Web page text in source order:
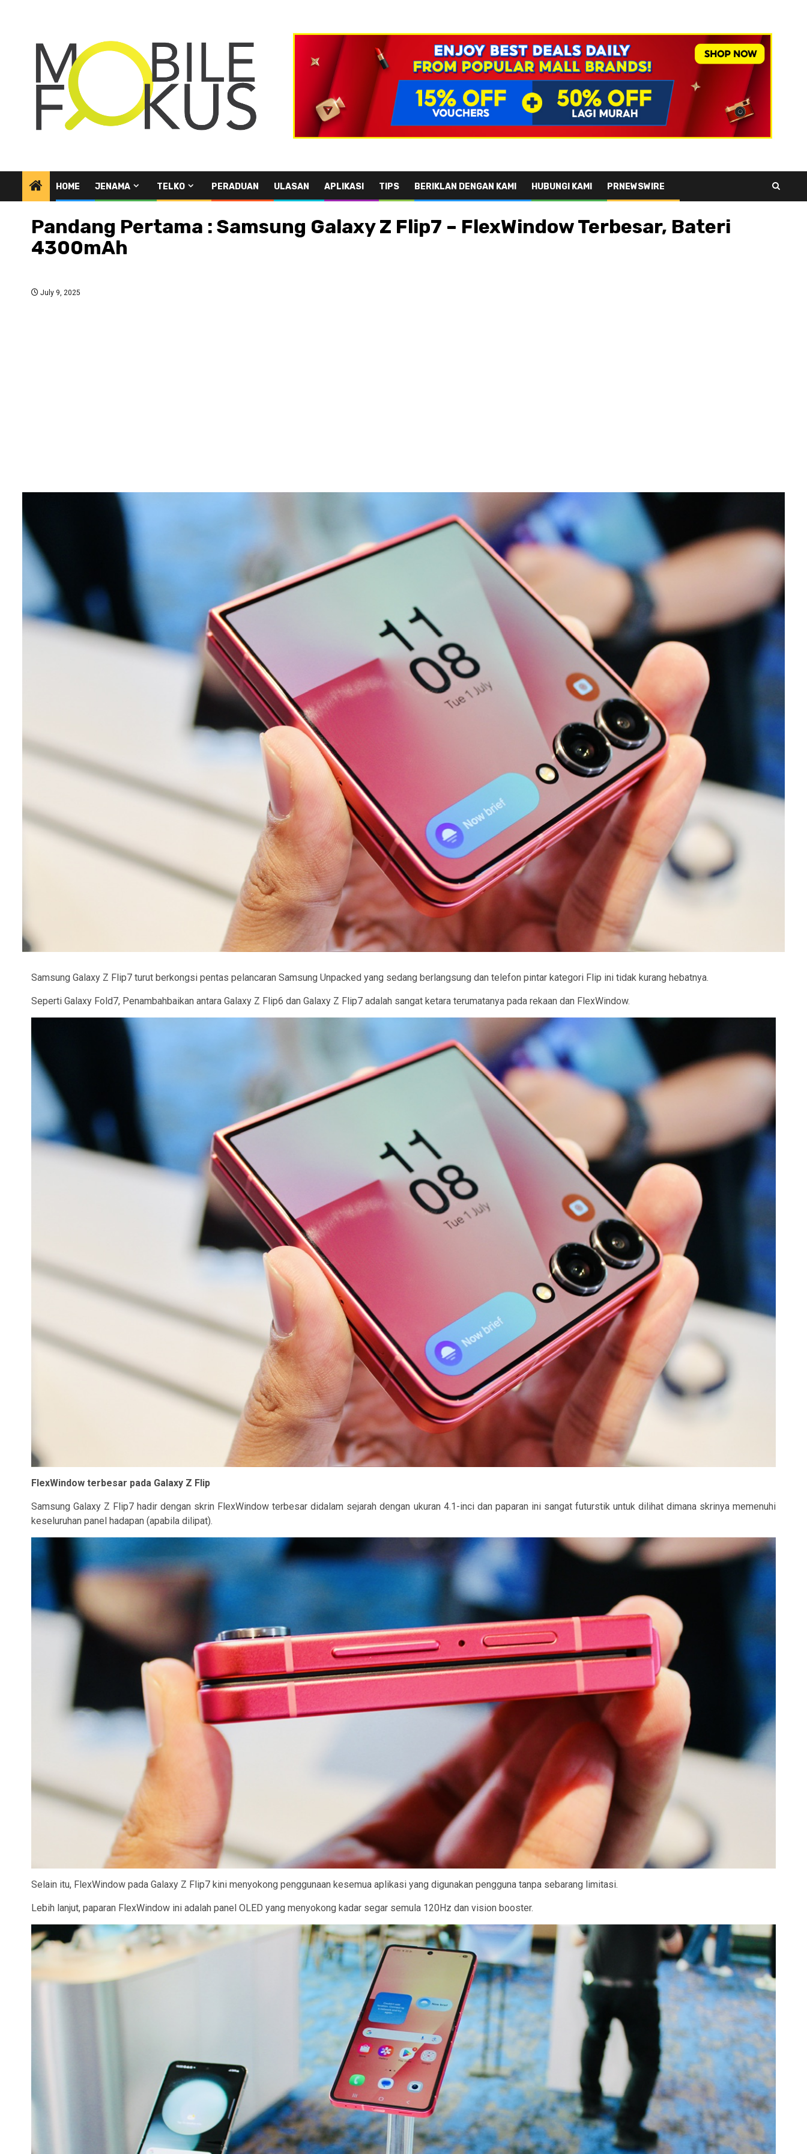
HOME JENAMA TELKO PERADUAN ULASAN APLIKASI TIPS BERIKLAN DENGAN KAMI HUBUNGI KAMI PRNEWSWIRE
Pandang Pertama : Samsung Galaxy Z Flip7 – FlexWindow Terbesar, Bateri
4300mAh
July 9, 2025
Samsung Galaxy Z Flip7 turut berkongsi pentas pelancaran Samsung Unpacked yang sedang berlangsung dan telefon pintar kategori Flip ini tidak kurang hebatnya.
Seperti Galaxy Fold7, Penambahbaikan antara Galaxy Z Flip6 dan Galaxy Z Flip7 adalah sangat ketara terumatanya pada rekaan dan FlexWindow.
FlexWindow terbesar pada Galaxy Z Flip
Samsung Galaxy Z Flip7 hadir dengan skrin FlexWindow terbesar didalam sejarah dengan ukuran 4.1-inci dan paparan ini sangat futurstik untuk dilihat dimana skrinya memenuhi
keseluruhan panel hadapan (apabila dilipat).
Selain itu, FlexWindow pada Galaxy Z Flip7 kini menyokong penggunaan kesemua aplikasi yang digunakan pengguna tanpa sebarang limitasi.
Lebih lanjut, paparan FlexWindow ini adalah panel OLED yang menyokong kadar segar semula 120Hz dan vision booster.